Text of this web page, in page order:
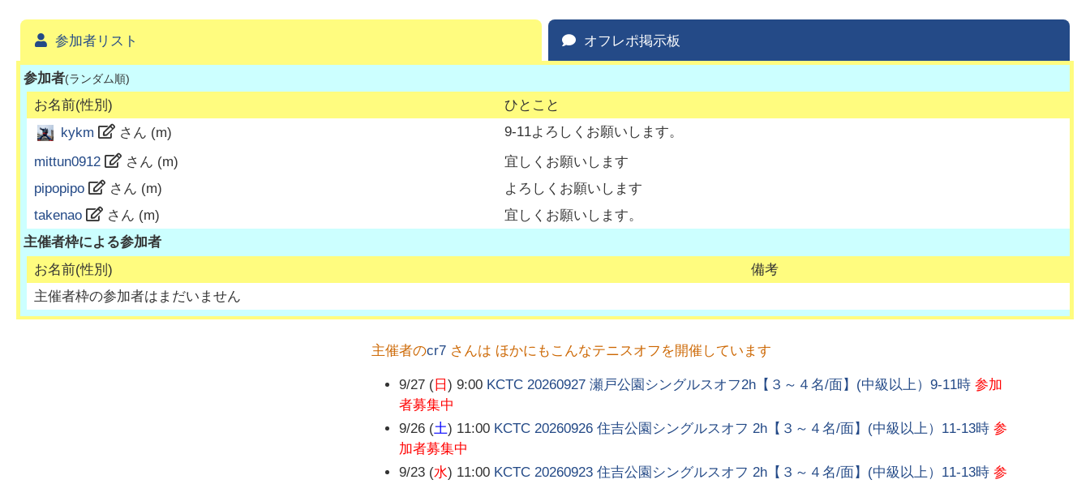
参加者リスト オフレポ掲示板
参加者(ランダム順)
お名前(性別)
ひとこと
kykm
さん (m)
9-11よろしくお願いします。
mittun0912
さん (m)
宜しくお願いします
pipopipo
さん (m)
よろしくお願いします
takenao
さん (m)
宜しくお願いします。
主催者枠による参加者
お名前(性別)
備考
主催者枠の参加者はまだいません
主催者のcr7 さんは ほかにもこんなテニスオフを開催しています
9/27 (日 ) 9:00 KCTC 20260927 瀬戸公園シングルスオフ2h【３～４名/面】(中級以上）9-11時 参加
者募集中
9/26 (土) 11:00 KCTC 20260926 住吉公園シングルスオフ 2h【３～４名/面】(中級以上）11-13時 参
加者募集中
9/23 (水) 11:00 KCTC 20260923 住吉公園シングルスオフ 2h【３～４名/面】(中級以上）11-13時 参